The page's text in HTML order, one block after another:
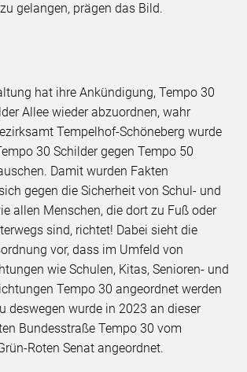
gelangen, prägen das Bild.
hat ihre Ankündigung, Tempo 30
Allee wieder abzuordnen, wahr
Tempelhof-Schöneberg wurde
30 Schilder gegen Tempo 50
Damit wurden Fakten
gegen die Sicherheit von Schul- und
allen Menschen, die dort zu Fuß oder
sind, richtet! Dabei sieht die
vor, dass im Umfeld von
wie Schulen, Kitas, Senioren- und
Tempo 30 angeordnet werden
deswegen wurde in 2023 an dieser
Bundesstraße Tempo 30 vom
Roten Senat angeordnet.